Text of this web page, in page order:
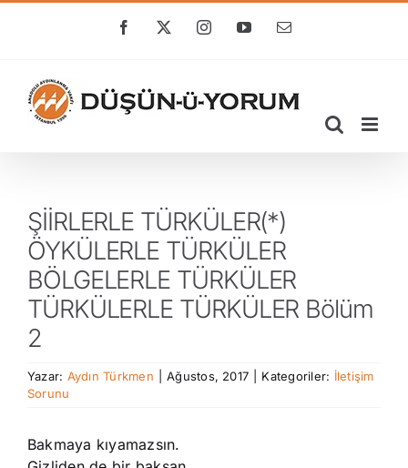
Facebook
X InstagramYouTube
E-
ŞİİRLERLE TÜRKÜLER(*)
ÖYKÜLERLE TÜRKÜLER
BÖLGELERLE TÜRKÜLER
TÜRKÜLERLE TÜRKÜLER Bölüm
2
Yazar: Aydın Türkmen Ağustos, 2017 Kategoriler: İletişim
Sorunu
Bakmaya kıyamazsın.